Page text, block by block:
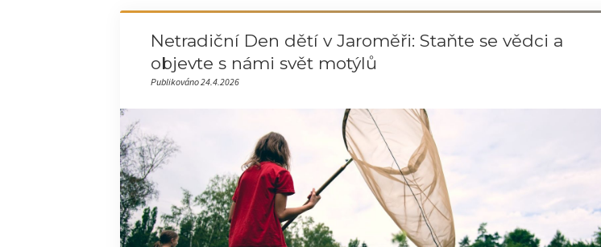
Netradiční Den dětí v Jaroměři: Staňte se vědci a
objevte s námi svět motýlů
Publikováno 24.4.2026